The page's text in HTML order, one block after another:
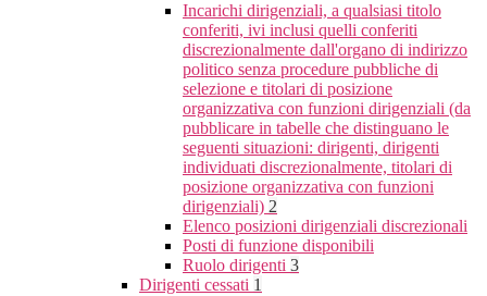
Incarichi dirigenziali, a qualsiasi titolo
conferiti, ivi inclusi quelli conferiti
discrezionalmente dall'organo di indirizzo
politico senza procedure pubbliche di
selezione e titolari di posizione
organizzativa con funzioni dirigenziali (da
pubblicare in tabelle che distinguano le
seguenti situazioni: dirigenti, dirigenti
individuati discrezionalmente, titolari di
posizione organizzativa con funzioni
dirigenziali) 2
Elenco posizioni dirigenziali discrezionali
Posti di funzione disponibili
Ruolo dirigenti 3
Dirigenti cessati 1